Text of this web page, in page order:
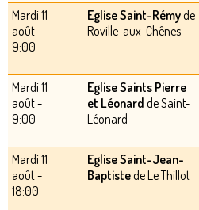
Mardi 11
août -
9:00
Eglise Saint-Rémyde
Roville-aux-Chênes
Mardi 11
août -
9:00
Eglise Saints Pierre
et Léonard de Saint-
Léonard
Mardi 11
août -
18:00
Eglise Saint-Jean-
Baptistede Le Thillot